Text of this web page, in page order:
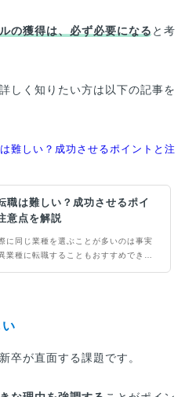
の獲得は、必ず必要になる と考
しく知りたい方は以下の記事を
難しい？成功させるポイントと注
職は難しい？成功させるポイ
意点を解説
に同じ業種を選ぶことが多いのは事実
業種に転職することもおすすめできる
30代前半では求められるものが異な
卒が直面する課題です。